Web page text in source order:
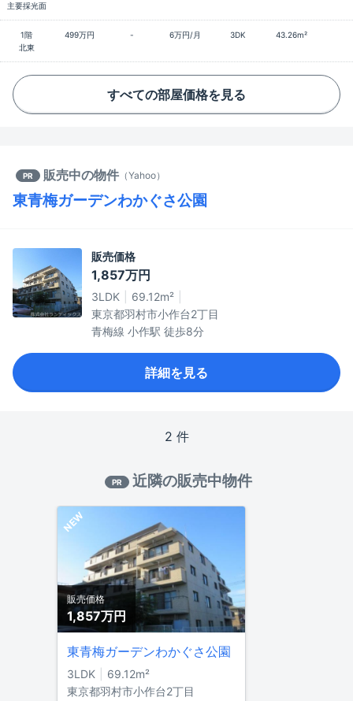
主要採光面
1階 499万円 - 6万円/月 3DK
43.26m²
北東
すべての部屋価格を見る
PR 販売中の物件 （Yahoo）
東青梅ガーデンわかぐさ公園
販売価格
1,857万円
3LDK
69.12m²
東京都羽村市小作台2丁目
青梅線 小作駅 徒歩8分
詳細を見る
2 件
PR 近隣の販売中物件
販売価格
1,857万円
東青梅ガーデンわかぐさ公園
3LDK
69.12m²
東京都羽村市小作台2丁目
NEW